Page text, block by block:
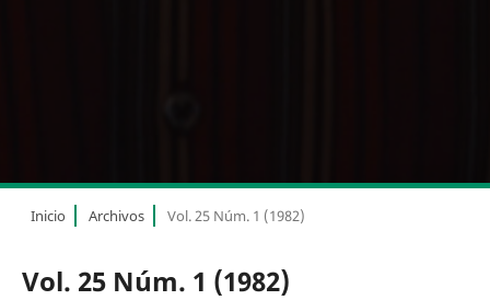
Inicio Archivos Vol. 25 Núm. 1 (1982)
Vol. 25 Núm. 1 (1982)